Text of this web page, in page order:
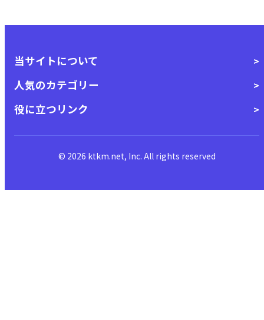
当サイトについて
人気のカテゴリー
役に立つリンク
© 2026 ktkm.net, Inc. All rights reserved